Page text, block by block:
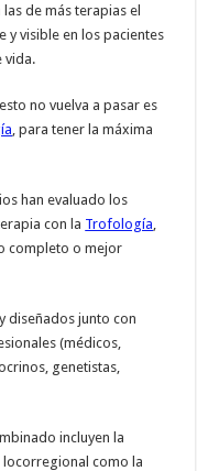
de más terapias el
y visible en los pacientes
vida.
no vuelva a pasar es
, para tener la máxima
han evaluado los
con la Trofología
completo o mejor
diseñados junto con
(médicos,
genetistas,
incluyen la
como la